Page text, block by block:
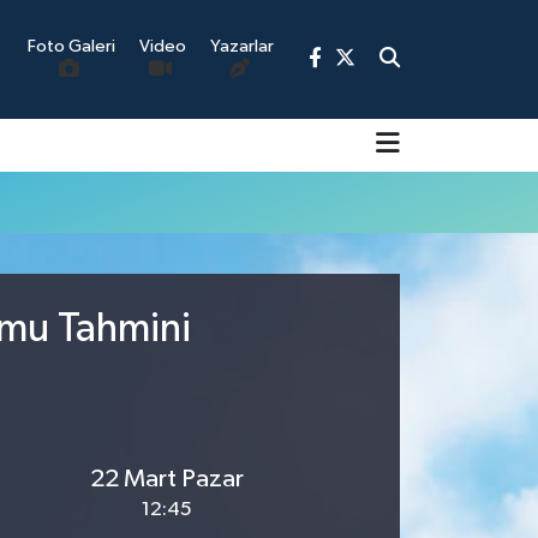
Foto Galeri Video Yazarlar
Tahmini
22 Mart Pazar
12:45